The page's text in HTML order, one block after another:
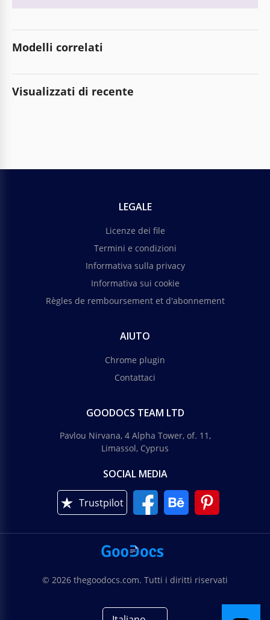
Modelli correlati
Visualizzati di recente
LEGALE
Licenze dei file
Termini e condizioni
Informativa sulla privacy
Informativa sui cookie
Règles de remboursement et d'abonnement
AIUTO
Chrome plugin
Contattaci
GOODOCS TEAM LTD
Pavlou Nirvana, 4 Alpha Tower, of. 11,
Limassol, Cyprus
SOCIAL MEDIA
Trustpilot
© 2026 thegoodocs.com. Tutti i diritti riservati